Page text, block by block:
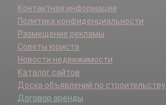
Контактная информация
Политика конфиденциальности
Размещение рекламы
Советы юриста
Новости недвижимости
Каталог сайтов
Доска объявлений по строительству
Договор аренды